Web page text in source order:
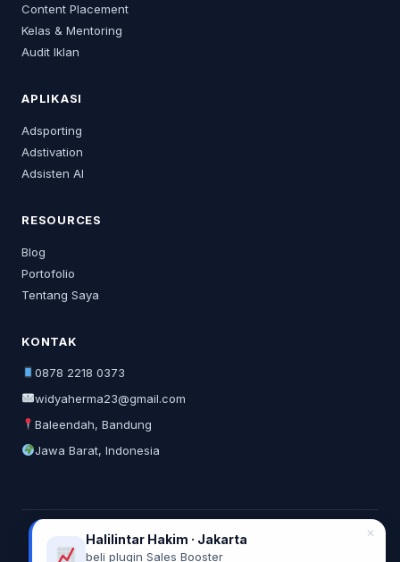
Content Placement
Kelas & Mentoring
Audit Iklan
APLIKASI
Adsporting
Adstivation
Adsisten AI
RESOURCES
Blog
Portofolio
Tentang Saya
KONTAK
0878 2218 0373
widyaherma23@gmail.com
Baleendah, Bandung
Jawa Barat, Indonesia
© 2026 Widya Herma. All rights reserved.
Privacy PolicyTerms of Service
Halilintar Hakim · Jakarta
beli plugin Sales Booster
✕